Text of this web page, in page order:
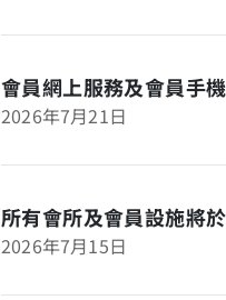
會員網上服務及會員手
2026年7月21日
所有會所及會員設施將
2026年7月15日